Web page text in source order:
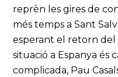
reprèn les gires de
més temps a Sant
esperant el retorn del
situació a Espanya és
complicada, Pau